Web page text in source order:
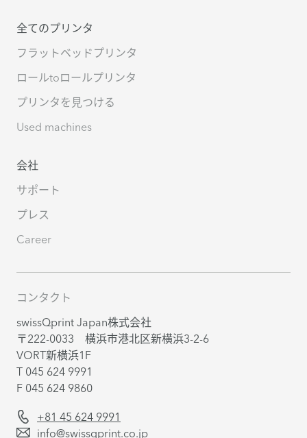
全てのプリンタ
フラットベッドプリンタ
ロールtoロールプリンタ
プリンタを見つける
Used machines
会社
サポート
プレス
Career
コンタクト
swissQprint Japan株式会社
〒222-0033 横浜市港北区新横浜3-2-6
VORT新横浜1F
T 045 624 9991
F 045 624 9860
+81 45 624 9991
info@swissqprint.co.jp